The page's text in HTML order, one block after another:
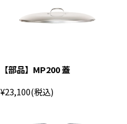
【部品】MP200 蓋
¥23,100(税込)